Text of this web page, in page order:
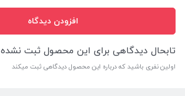
افزودن دیدگاه
تابحال دیدگاهی برای این محصول ثبت نشده
اولین نفری باشید که درباره این محصول دیدگاهی ثبت میکند